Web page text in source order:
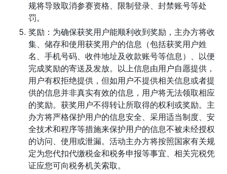
规将导致取消参赛资格、限制登录、封禁账号等处
罚。
奖励：为确保获奖用户能顺利收到奖励，主办方将收
集、储存和使用获奖用户的信息（包括获奖用户姓
名、手机号码、收件地址及收款账号等信息）、以便
完成奖励的寄送及发放。以上信息由用户自愿提供，
用户有权拒绝提供，但如用户不提供相关信息或者提
供的信息并非真实有效的信息，用户将无法领取相应
的奖励。获奖用户不得转让所取得的权利或奖励。主
办方将严格保护用户的信息安全、采用适当制度、安
全技术和程序等措施来保护用户的信息不被未经授权
的访问、使用或泄漏。活动主办方将按照国家有关规
定为您代扣代缴税金和税务申报等事宜、相关完税凭
证应您可向税务机关索取。